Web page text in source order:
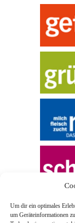
Um dir ein optimales
um Geräteinformationen